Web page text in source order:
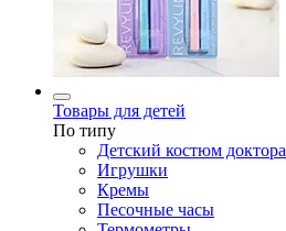
Товары для детей
По типу
Детский костюм доктора
Игрушки
Кремы
Песочные часы